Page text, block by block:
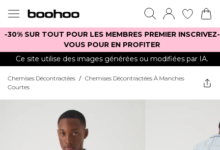
-30% SUR TOUT POUR LES MEMBRES PREMIER INSCRIVEZ-
VOUS POUR EN PROFITER
Ce site utilise des images générées ou modifiées par IA.
Chemises Décontractées / Chemises Décontractées À Manches
Courtes